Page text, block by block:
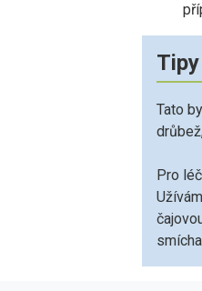
Tipy
Tato
Pro